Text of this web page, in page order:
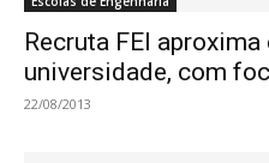
Recruta FEI
universidade, com
22/08/2013